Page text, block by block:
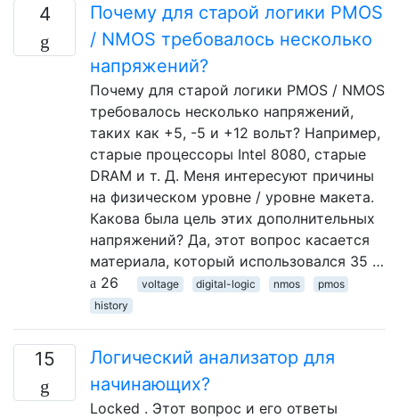
4
Почему для старой логики PMOS
/ NMOS требовалось несколько
напряжений?
Почему для старой логики PMOS / NMOS
требовалось несколько напряжений,
таких как +5, -5 и +12 вольт? Например,
старые процессоры Intel 8080, старые
DRAM и т. Д. Меня интересуют причины
на физическом уровне / уровне макета.
Какова была цель этих дополнительных
напряжений? Да, этот вопрос касается
материала, который использовался 35 …
26
voltage digital-logic nmos
pmos
history
15
Логический анализатор для
начинающих?
Locked . Этот вопрос и его ответы